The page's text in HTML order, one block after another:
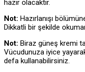
hazır olacaktır.
Not: Hazırlanışı
Dikkatli bir şekilde
Not: Biraz güneş kremi
Vücudunuza iyice
defa kullanabilirsiniz.